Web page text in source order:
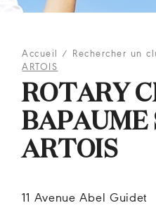
Accueil / Rechercher un
ARTOIS
ROTARY
BAPAUME
ARTOIS
11 Avenue Abel Guidet